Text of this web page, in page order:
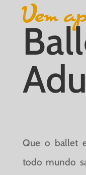
Vem
Que o ballet
todo mundo